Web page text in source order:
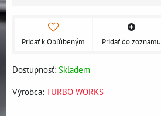
Pridať k Obľúbeným Pridať do zoznamu
Dostupnosť: Skladem
Výrobca: TURBO WORKS